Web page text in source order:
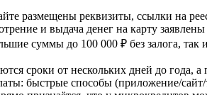
размещены реквизиты, ссылки на
и выдача денег на карту
суммы до 100 000 ₽ без залога,
сроки от нескольких дней до года,
быстрые способы (приложение/